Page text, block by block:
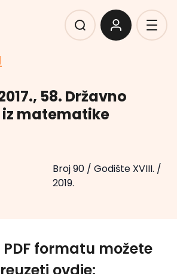
58. Državno
matematike
Broj 90/ Godište XVIII. /
2019.
formatu možete
ovdje: